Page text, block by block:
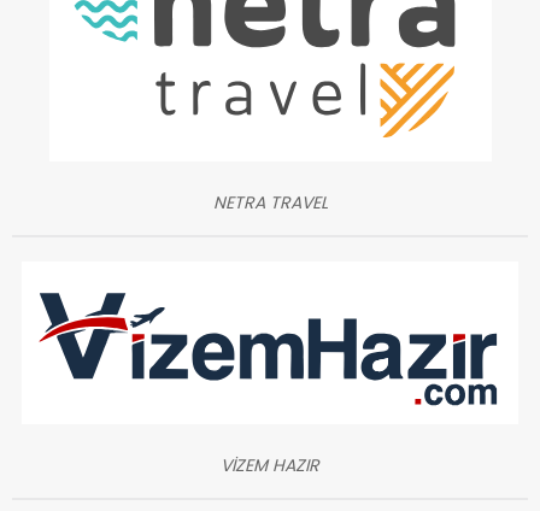
NETRA TRAVEL
VİZEM HAZIR